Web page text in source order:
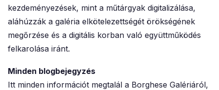
kezdeményezések, mint a műtárgyak digitalizálása,
aláhúzzák a galéria elkötelezettségét örökségének
megőrzése és a digitális korban való együttműködés
felkarolása iránt.
Minden blogbejegyzés
Itt minden információt megtalál a Borghese Galériáról,